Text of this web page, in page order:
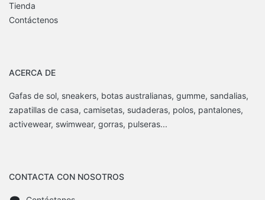
Tienda
Contáctenos
ACERCA DE
Gafas de sol, sneakers, botas australianas, gumme, sandalias,
zapatillas de casa, camisetas, sudaderas, polos, pantalones,
activewear, swimwear, gorras, pulseras...
CONTACTA CON NOSOTROS